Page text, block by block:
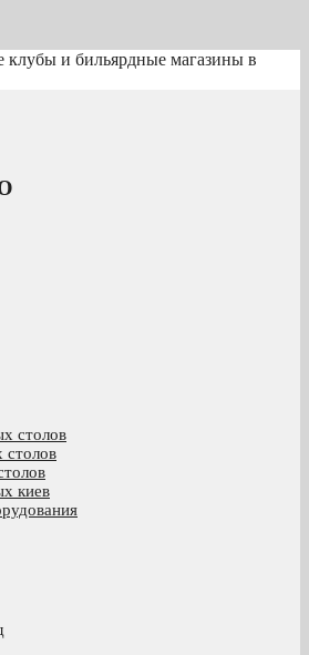
клубы и бильярдные магазины в
столов
столов
киев